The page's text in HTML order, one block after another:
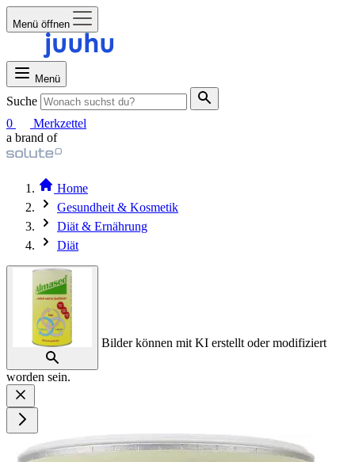
Menü öffnen
Menü
Suche
0
Merkzettel
a brand of
Home
Gesundheit & Kosmetik
Diät & Ernährung
Diät
Bilder können mit KI erstellt oder modifiziert
worden sein.